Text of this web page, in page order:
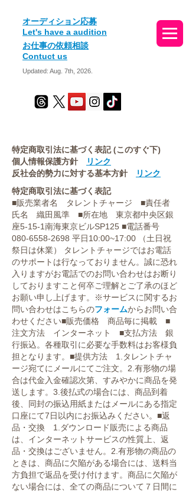
​オーディション応募
Let's have a audition
お仕事の依頼相談
Contuct us
Updated: Aug. 7th, 2026.
特定商取引法に基づく表記 (このすぐ下)
個人情報保護方針
リンク
​反社会的勢力に対する基本方針
リンク
特定商取引法に基づく表記
■販売業者名 タレントチャージ ■責任者
氏名 織田風準 ■所在地 東京都中央区銀
座5-15-1南海東京ビルSP125 ■電話番号
080-6558-2698 平日10:00~17:00 （土日祝
祭日は休業） タレントチャージではお電話
のサポートは行なっておりません。誠に恐れ
入りますがお電話でのお問い合わせはお断り
しておりますこと何卒ご理解とご了承のほど
お願い申し上げます。※サービスに関するお
問い合わせはこちらのフォームからお問い合
わせください■販売価格 商品毎に掲載 ■
注文方法 インターネット ■支払方法 銀
行振込。各種取引に必要な手数料はお客様負
担となります。 ■提供方法 1.タレントチャ
ージ宛てにメールにてご注文。2.有形物の場
合は代金入金確認次第、すみやかに商品を発
送します。3.後払式の場合には、商品到着
後、同封の振込用紙またはメールにある指定
口座にて7日以内にお振込みください。 ■返
品・交換 1.ダウンロード販売による商品
は、インターネットサービスの性質上、返
品・交換はございません。2.有形物の商品の
ときは、商品に欠陥がある場合には、送料当
方負担で返品を受け付けます。商品に欠陥が
ない場合には、全ての商品について７日間に